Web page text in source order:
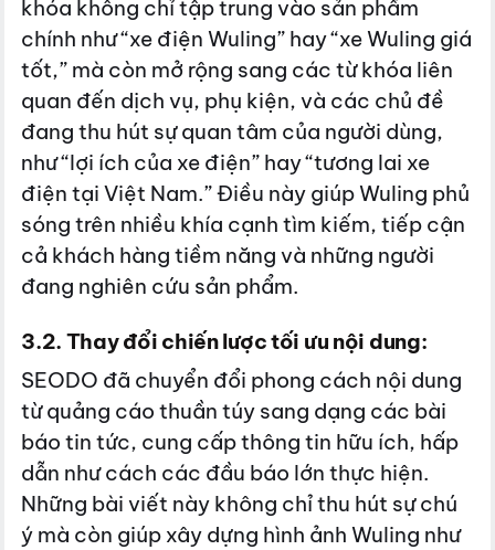
khóa không chỉ tập trung vào sản phẩm
chính như “xe điện Wuling” hay “xe Wuling giá
tốt,” mà còn mở rộng sang các từ khóa liên
quan đến dịch vụ, phụ kiện, và các chủ đề
đang thu hút sự quan tâm của người dùng,
như “lợi ích của xe điện” hay “tương lai xe
điện tại Việt Nam.” Điều này giúp Wuling phủ
sóng trên nhiều khía cạnh tìm kiếm, tiếp cận
cả khách hàng tiềm năng và những người
đang nghiên cứu sản phẩm.
3.2. Thay đổi chiến lược tối ưu nội dung:
SEODO đã chuyển đổi phong cách nội dung
từ quảng cáo thuần túy sang dạng các bài
báo tin tức, cung cấp thông tin hữu ích, hấp
dẫn như cách các đầu báo lớn thực hiện.
Những bài viết này không chỉ thu hút sự chú
ý mà còn giúp xây dựng hình ảnh Wuling như